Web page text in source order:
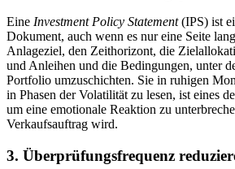
Eine Investment Policy Statement(IPS) ist
Dokument, auch wenn es nur eine Seite
Anlageziel, den Zeithorizont, die
und Anleihen und die Bedingungen, unter
Portfolio umzuschichten. Sie in ruhigen
in Phasen der Volatilität zu lesen, ist eines
um eine emotionale Reaktion zu
Verkaufsauftrag wird.
3. Überprüfungsfrequenz